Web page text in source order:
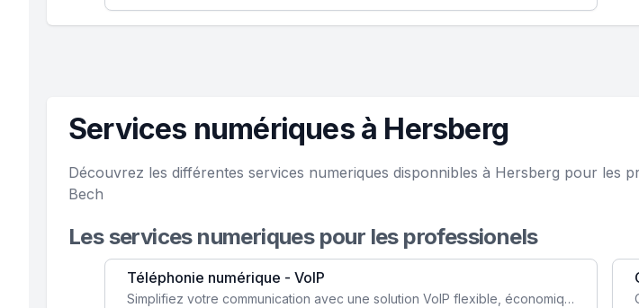
Services numériques à Hersberg
Découvrez les différentes services numeriques disponnibles à Hersberg pour les
Bech
Les services numeriques pour les professionels
Téléphonie numérique - VoIP
Simplifiez votre communication avec une solution VoIP flexible, économique et adaptée à vos besoins professionnels.